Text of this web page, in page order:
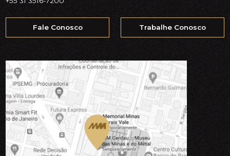
Fale Conosco Trabalhe Conosco